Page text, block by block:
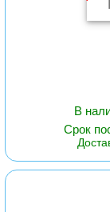
В
Срок